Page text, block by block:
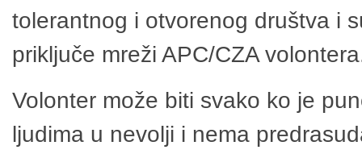
tolerantnog i otvorenog društva i
priključe mreži APC/CZA
Volonter može biti svako ko je
ljudima u nevolji i nema